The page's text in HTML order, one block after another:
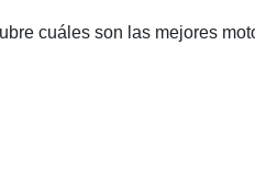
cuáles son las mejores